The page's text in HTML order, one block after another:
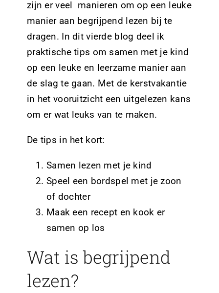
zijn er veel manieren om op een leuke
manier aan begrijpend lezen bij te
dragen. In dit vierde blog deel ik
praktische tips om samen met je kind
op een leuke en leerzame manier aan
de slag te gaan. Met de kerstvakantie
in het vooruitzicht een uitgelezen kans
om er wat leuks van te maken.
De tips in het kort:
Samen lezen met je kind
Speel een bordspel met je zoon
of dochter
Maak een recept en kook er
samen op los
Wat is begrijpend
lezen?